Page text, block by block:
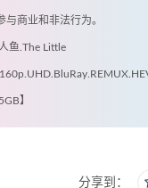
与商业和非法行为。
鱼.The Little
】
分享到：